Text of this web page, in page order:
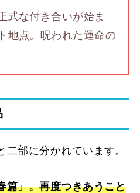
式な付き合いが始ま
地点。呪われた運命の
部に分かれています。
篇」。再度つきあうこと